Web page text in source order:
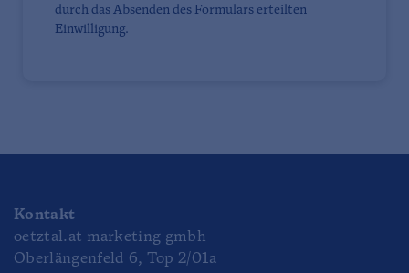
durch das Absenden des Formulars erteilten
Einwilligung.
Kontakt
oetztal.at marketing gmbh
Oberlängenfeld 6, Top 2/01a